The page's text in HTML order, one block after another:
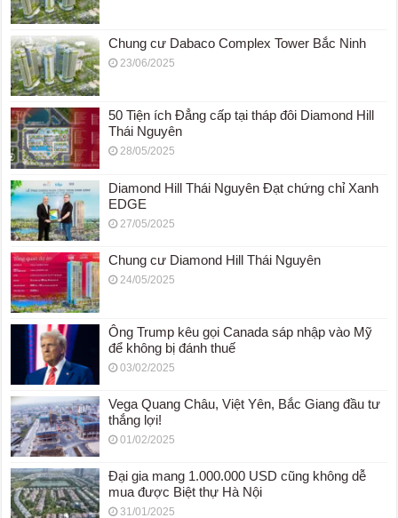
Chung cư Dabaco Complex Tower Bắc Ninh
23/06/2025
50 Tiện ích Đẳng cấp tại tháp đôi Diamond Hill
Thái Nguyên
28/05/2025
Diamond Hill Thái Nguyên Đạt chứng chỉ Xanh
EDGE
27/05/2025
Chung cư Diamond Hill Thái Nguyên
24/05/2025
Ông Trump kêu gọi Canada sáp nhập vào Mỹ
để không bị đánh thuế
03/02/2025
Vega Quang Châu, Việt Yên, Bắc Giang đầu tư
thắng lợi!
01/02/2025
Đại gia mang 1.000.000 USD cũng không dễ
mua được Biệt thự Hà Nội
31/01/2025